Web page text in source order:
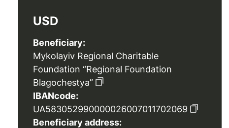
USD
Beneficiary:
Mykolayiv Regional Charitable
Foundation “Regional Foundation
Blagochestya”
IBANcode:
UA583052990000026007011702069
Beneficiary address: